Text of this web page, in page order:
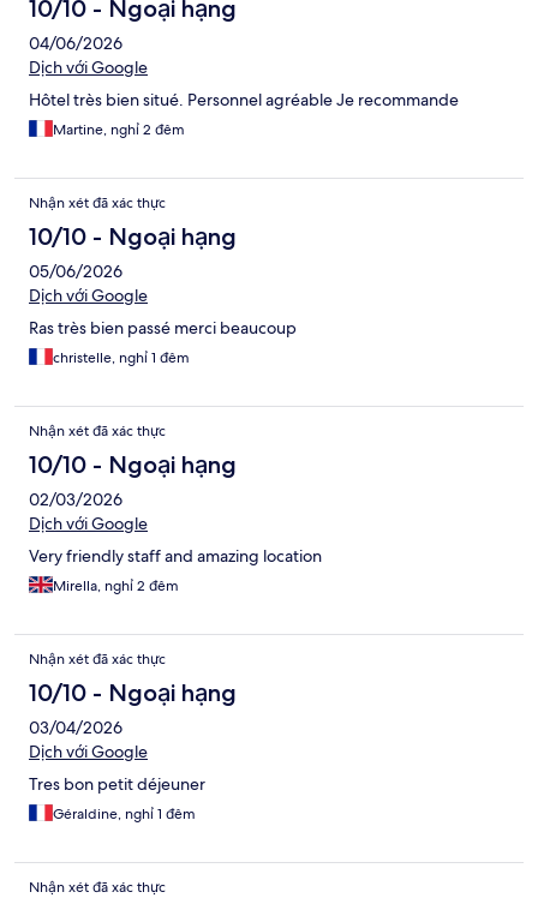
10/10 - Ngoại hạng
04/06/2026
Dịch với Google
Hôtel très bien situé. Personnel agréable Je recommande
Martine, nghỉ 2 đêm
Nhận xét đã xác thực
10/10 - Ngoại hạng
05/06/2026
Dịch với Google
Ras très bien passé merci beaucoup
christelle, nghỉ 1 đêm
Nhận xét đã xác thực
10/10 - Ngoại hạng
02/03/2026
Dịch với Google
Very friendly staff and amazing location
Mirella, nghỉ 2 đêm
Nhận xét đã xác thực
10/10 - Ngoại hạng
03/04/2026
Dịch với Google
Tres bon petit déjeuner
Géraldine, nghỉ 1 đêm
Nhận xét đã xác thực